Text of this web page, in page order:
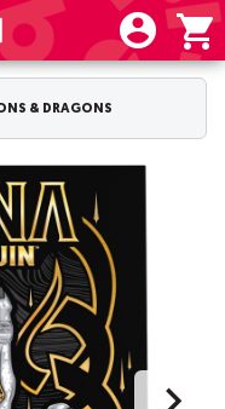
& DRAGONS